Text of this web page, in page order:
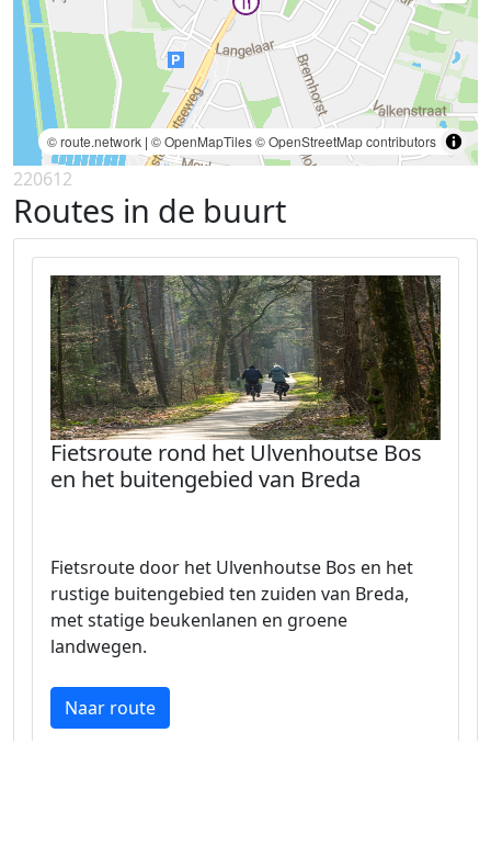
© route.network | © OpenMapTiles© OpenStreetMap contributors
220612
Routes in de buurt
Fietsroute rond het Ulvenhoutse Bos
en het buitengebied van Breda
Fietsroute door het Ulvenhoutse Bos en het
rustige buitengebied ten zuiden van Breda,
met statige beukenlanen en groene
landwegen.
Naar route